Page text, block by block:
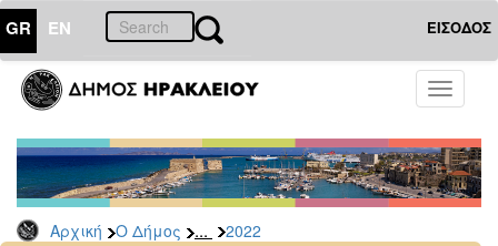
GR EN ΕΙΣΟΔΟΣ
Toggle
Αρχική Ο Δήμος ... 2022
ΔΗΜΟΣ
Δελτία
Τύπου
Αρχείο
2026